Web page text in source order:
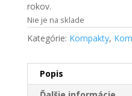
rokov.
Nie je na sklade
Kategórie: Kompakty,
Popis